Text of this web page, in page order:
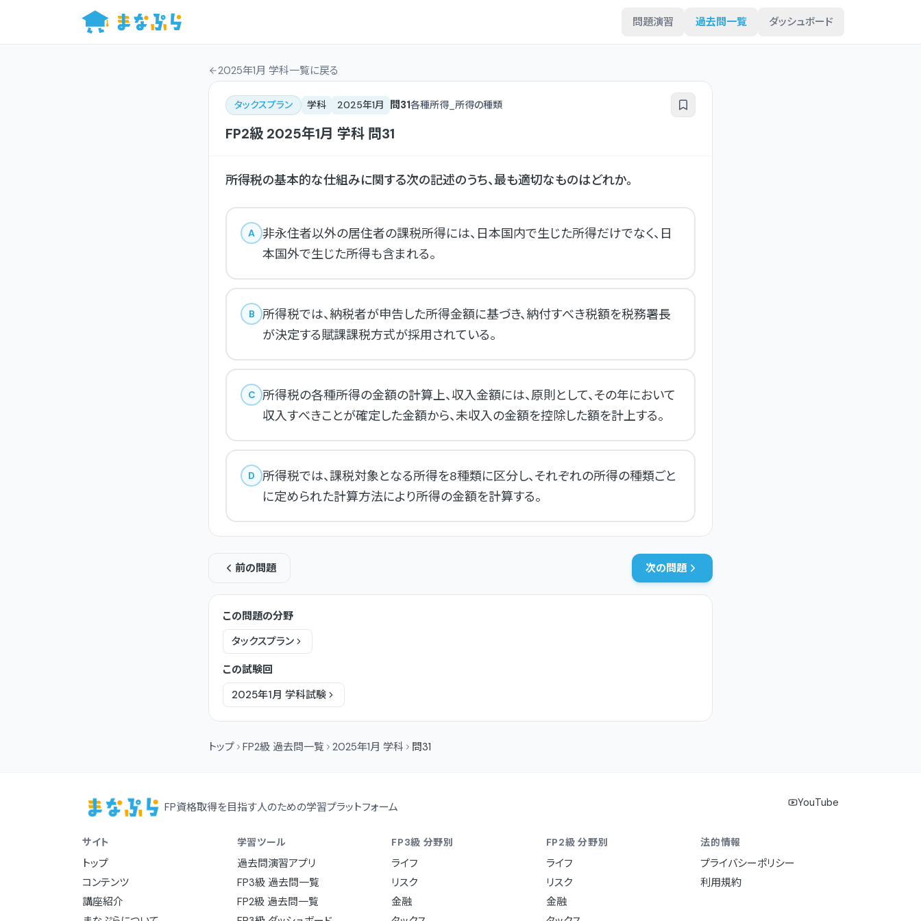
問題演習 過去問一覧 ダッシュボード
2025年1月 学科一覧に戻る
タックスプラン 学科 2025年1月 問31各種所得_所得の種類
FP2級 2025年1月 学科 問31
所得税の基本的な仕組みに関する次の記述のうち、最も適切なものはどれか。
A
非永住者以外の居住者の課税所得には、日本国内で生じた所得だけでなく、日
本国外で生じた所得も含まれる。
B
所得税では、納税者が申告した所得金額に基づき、納付すべき税額を税務署長
が決定する賦課課税方式が採用されている。
C
所得税の各種所得の金額の計算上、収入金額には、原則として、その年において
収入すべきことが確定した金額から、未収入の金額を控除した額を計上する。
D
所得税では、課税対象となる所得を8種類に区分し、それぞれの所得の種類ごと
に定められた計算方法により所得の金額を計算する。
前の問題 次の問題
この問題の分野
タックスプラン
この試験回
2025年1月 学科試験
トップ FP2級 過去問一覧 2025年1月 学科 問31
FP資格取得を目指す人のための学習プラットフォーム YouTube
サイト
トップ
コンテンツ
講座紹介
学習ツール
過去問演習アプリ
FP3級 過去問一覧
FP2級 過去問一覧
FP3級 分野別
ライフ
リスク
金融
FP2級 分野別
ライフ
リスク
金融
法的情報
プライバシーポリシー
利用規約